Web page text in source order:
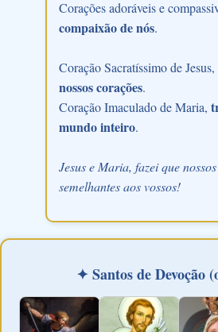
Corações adoráveis e
compaixão de nós.
Coração Sacratíssimo de Jesus,
nossos corações.
Coração Imaculado de Maria,
mundo inteiro.
Jesus e Maria, fazei que
semelhantes aos vossos!
✦ Santos de Devoção